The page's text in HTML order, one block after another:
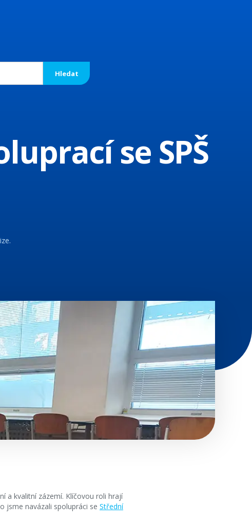
se SPŠ
a kvalitní zázemí. Klíčovou roli hrají
jsme navázali spolupráci se Střední